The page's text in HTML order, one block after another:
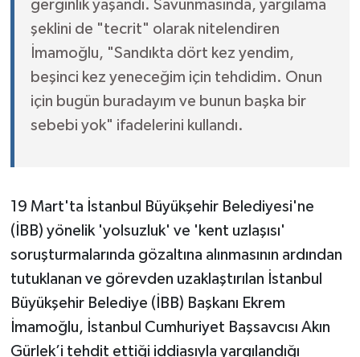
gerginlik yaşandı. Savunmasında, yargılama
şeklini de "tecrit" olarak nitelendiren
İmamoğlu, "Sandıkta dört kez yendim,
beşinci kez yeneceğim için tehdidim. Onun
için bugün buradayım ve bunun başka bir
sebebi yok" ifadelerini kullandı.
19 Mart'ta İstanbul Büyükşehir Belediyesi'ne
(İBB) yönelik 'yolsuzluk' ve 'kent uzlaşısı'
soruşturmalarında gözaltına alınmasının ardından
tutuklanan ve görevden uzaklaştırılan İstanbul
Büyükşehir Belediye (İBB) Başkanı Ekrem
İmamoğlu, İstanbul Cumhuriyet Başsavcısı Akın
Gürlek’i tehdit ettiği iddiasıyla yargılandığı